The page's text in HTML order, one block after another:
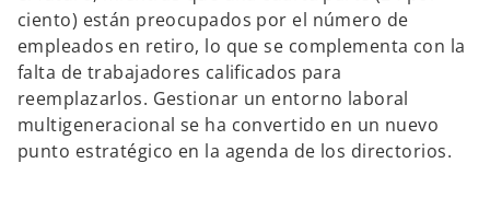
ciento) están preocupados por el número de
empleados en retiro, lo que se complementa con la
falta de trabajadores calificados para
reemplazarlos. Gestionar un entorno laboral
multigeneracional se ha convertido en un nuevo
punto estratégico en la agenda de los directorios.